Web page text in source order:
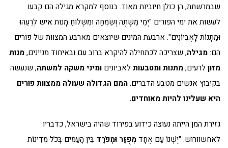
שבמרשתת, הן כולן חיוביות מאוד. בנוסף למקרא מגילה הם קבעו
לעשות את ימי הפורים "יְמֵי מִשְׁתֶּה וְשִׂמְחָה וּמִשְׁלוֹחַ מָנוֹת אִישׁ לְרֵעֵהוּ
וּמַתָּנוֹת לָאֶבְיוֹנִים". ארבעת המינים שיוצאים מארבע המצוות של פורים
הם:מגילה, שצריכה לכתחילה להיקרא ברוב עם ובאיחוד מניינים,מנות
מזוןלרעים,מתנות ומטבעותלאביונים ומיני משקה למשתה, שנעשה
בקיבוץ אנשים מטבע הדברים.המם הגדולה שעולה ממצוות פורים
היא שעלינו להיות מאוחדים.
גזירת המן הייתה נעוצה כידוע בפירוד שהיה בישראל, כדבריו
לאחשוורוש: "יֶשְׁנוֹ עַם אֶחָד מְפֻזָּר וּמְפֹרָד בֵּין הָעַמִּים בְּכֹל מְדִינוֹת